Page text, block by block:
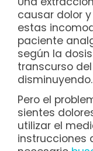
causar dolor
estas
paciente
según la
transcurso
disminuyendo.
Pero el
sientes
utilizar el
instrucciones